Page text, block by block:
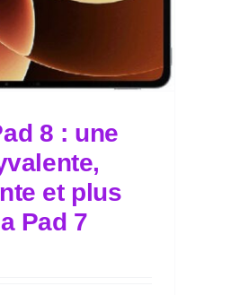
8 : une
et plus
Pad 7